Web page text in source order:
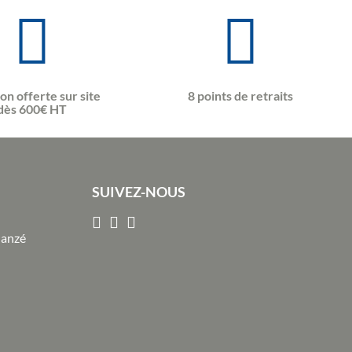
offerte sur site
600€ HT
8 points de retraits
SUIVEZ-NOUS